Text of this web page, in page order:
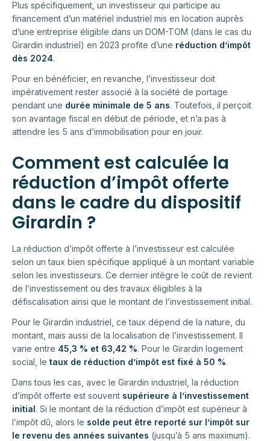
Plus spécifiquement, un investisseur qui participe au
financement d’un matériel industriel mis en location auprès
d’une entreprise éligible dans un DOM-TOM (dans le cas du
Girardin industriel) en 2023 profite d’une réduction d’impôt
dès 2024.
Pour en bénéficier, en revanche, l’investisseur doit
impérativement rester associé à la société de portage
pendant une durée minimale de 5 ans. Toutefois, il perçoit
son avantage fiscal en début de période, et n’a pas à
attendre les 5 ans d’immobilisation pour en jouir.
Comment est calculée la
réduction d’impôt offerte
dans le cadre du dispositif
Girardin ?
La réduction d’impôt offerte à l’investisseur est calculée
selon un taux bien spécifique appliqué à un montant variable
selon les investisseurs. Ce dernier intègre le coût de revient
de l’investissement ou des travaux éligibles à la
défiscalisation ainsi que le montant de l’investissement initial.
Pour le Girardin industriel, ce taux dépend de la nature, du
montant, mais aussi de la localisation de l’investissement. Il
varie entre 45,3 % et 63,42 %. Pour le Girardin logement
social, le taux de réduction d’impôt est fixé à 50 %.
Dans tous les cas, avec le Girardin industriel, la réduction
d’impôt offerte est souvent supérieure à l’investissement
initial. Si le montant de la réduction d’impôt est supérieur à
l’impôt dû, alors le solde peut être reporté sur l’impôt sur
le revenu des années suivantes (jusqu’à 5 ans maximum).